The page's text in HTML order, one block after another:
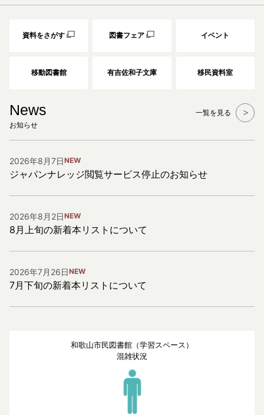
資料をさがす 図書フェア イベント
移動図書館 有吉佐和子文庫 移民資料室
News
お知らせ
一覧を見る
2026年8月7日NEW
ジャパンナレッジ閲覧サービス停止のお知らせ
2026年8月2日NEW
8月上旬の新着本リストについて
2026年7月26日NEW
7月下旬の新着本リストについて
和歌山市民図書館（学習スペース）
混雑状況